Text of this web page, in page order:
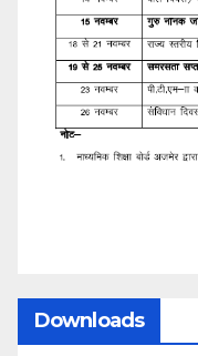
Downloads